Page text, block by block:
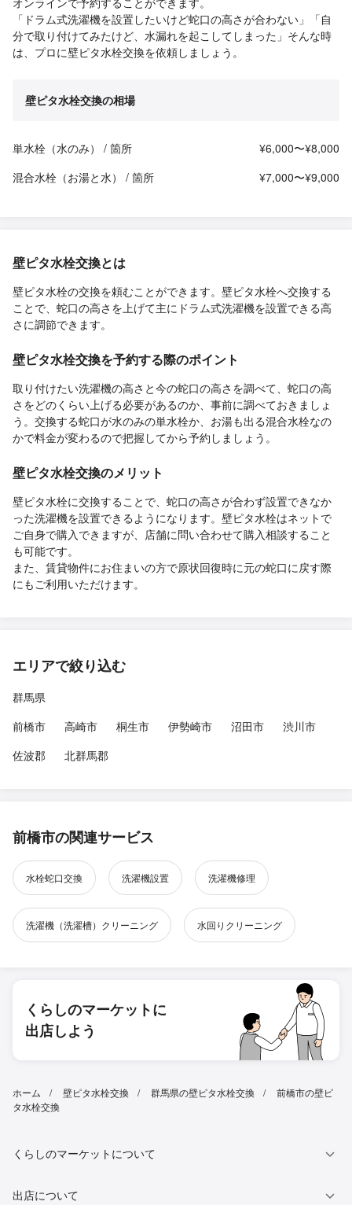
「ドラム式洗濯機を設置したいけど蛇口の高さが合わない」「自
分で取り付けてみたけど、水漏れを起こしてしまった」そんな時
は、プロに壁ピタ水栓交換を依頼しましょう。
壁ピタ水栓交換の相場
単水栓（水のみ） / 箇所
¥6,000〜¥8,000
混合水栓（お湯と水） / 箇所
¥7,000〜¥9,000
壁ピタ水栓交換とは
壁ピタ水栓の交換を頼むことができます。壁ピタ水栓へ交換する
ことで、蛇口の高さを上げて主にドラム式洗濯機を設置できる高
さに調節できます。
壁ピタ水栓交換を予約する際のポイント
取り付けたい洗濯機の高さと今の蛇口の高さを調べて、蛇口の高
さをどのくらい上げる必要があるのか、事前に調べておきましょ
う。交換する蛇口が水のみの単水栓か、お湯も出る混合水栓なの
かで料金が変わるので把握してから予約しましょう。
壁ピタ水栓交換のメリット
壁ピタ水栓に交換することで、蛇口の高さが合わず設置できなか
った洗濯機を設置できるようになります。壁ピタ水栓はネットで
ご自身で購入できますが、店舗に問い合わせて購入相談すること
も可能です。
また、賃貸物件にお住まいの方で原状回復時に元の蛇口に戻す際
にもご利用いただけます。
エリアで絞り込む
群馬県
前橋市
高崎市 桐生市 伊勢崎市 沼田市
渋川市
佐波郡
北群馬郡
前橋市の関連サービス
水栓蛇口交換 洗濯機設置 洗濯機修理
洗濯機（洗濯槽）クリーニング 水回りクリーニング
くらしのマーケットに
出店しよう
ホーム 壁ピタ水栓交換 群馬県の壁ピタ水栓交換
前橋市の壁ピ
タ水栓交換
くらしのマーケットについて
出店について